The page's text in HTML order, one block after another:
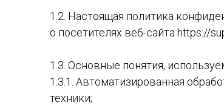
ВЕТРОВКИ
ДЖИНСЫ
ЖИЛЕТЫ
1.2. Настоящая политика
о посетителях веб-сайта https://
1.3. Основные понятия,
1.3.1. Автоматизированная
техники;